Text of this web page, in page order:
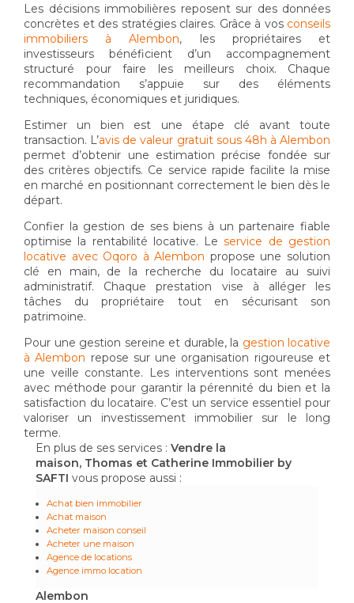
Les décisions immobilières reposent sur des données
concrètes et des stratégies claires. Grâce à vos conseils
immobiliers à Alembon, les propriétaires et
investisseurs bénéficient d’un accompagnement
structuré pour faire les meilleurs choix. Chaque
recommandation s’appuie sur des éléments
techniques, économiques et juridiques.
Estimer un bien est une étape clé avant toute
transaction. L’avis de valeur gratuit sous 48h à Alembon
permet d’obtenir une estimation précise fondée sur
des critères objectifs. Ce service rapide facilite la mise
en marché en positionnant correctement le bien dès le
départ.
Confier la gestion de ses biens à un partenaire fiable
optimise la rentabilité locative. Leservice de gestion
locative avec Oqoro à Alembon propose une solution
clé en main, de la recherche du locataire au suivi
administratif. Chaque prestation vise à alléger les
tâches du propriétaire tout en sécurisant son
patrimoine.
Pour une gestion sereine et durable, la gestion locative
à Alembon repose sur une organisation rigoureuse et
une veille constante. Les interventions sont menées
avec méthode pour garantir la pérennité du bien et la
satisfaction du locataire. C’est un service essentiel pour
valoriser un investissement immobilier sur le long
terme.
En plus de ses services : Vendre la
maison, Thomas et Catherine Immobilier by
SAFTI vous propose aussi :
Achat bien immobilier
Achat maison
Acheter maison conseil
Acheter une maison
Agence de locations
Agence immo location
Alembon